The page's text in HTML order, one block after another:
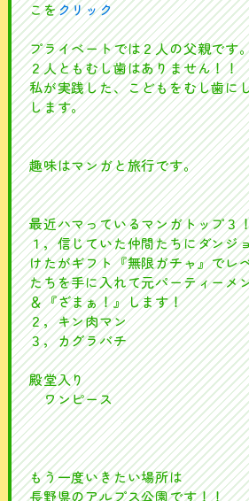
こをクリック
プライベートでは２人の父親です
２人ともむし歯はありません！！
私が実践した、こどもをむし歯に
します。
趣味はマンガと旅行です。
最近ハマっているマンガトップ
１，信じていた仲間たちにダンジ
けたがギフト『無限ガチャ』でレ
たちを手に入れて元パーティーメ
＆『ざまぁ！』します！
２，キン肉マン
３，カグラバチ
殿堂入り
ワンピース
もう一度いきたい場所は
長野県のアルプス公園です！！